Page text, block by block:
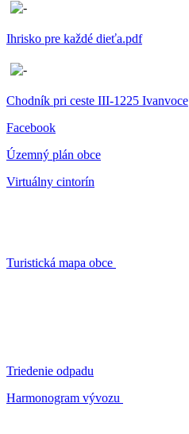
Ihrisko pre každé dieťa.pdf
Chodník pri ceste III-1225 Ivanvoce
Facebook
Územný plán obce
Virtuálny cintorín
Turistická mapa obce
Triedenie odpadu
Harmonogram vývozu